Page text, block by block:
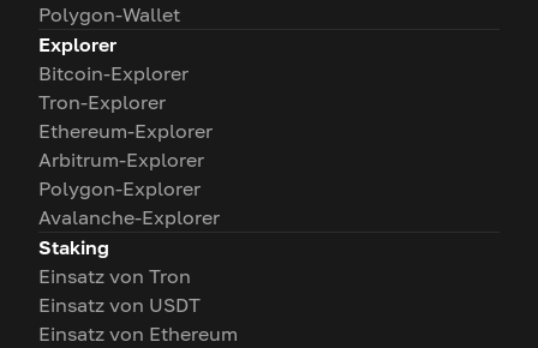
Polygon-Wallet
Explorer
Bitcoin-Explorer
Tron-Explorer
Ethereum-Explorer
Arbitrum-Explorer
Polygon-Explorer
Avalanche-Explorer
Staking
Einsatz von Tron
Einsatz von USDT
Einsatz von Ethereum